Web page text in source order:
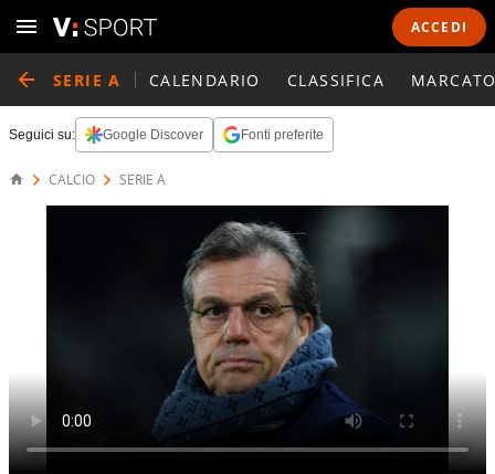
ACCEDI
SERIE A CALENDARIO CLASSIFICA
Seguici su: Google Discover Fonti preferite
CALCIO SERIE A